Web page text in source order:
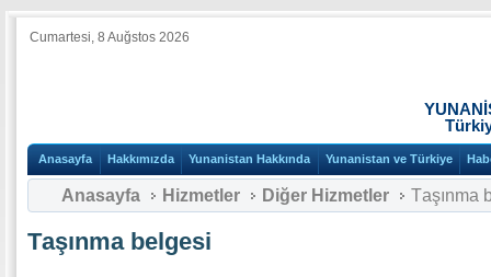
Cumartesi, 8 Auğstos 2026
Anasayfa Hakkımızda Yunanistan Hakkında Yunanistan ve Türkiye
Anasayfa Hizmetler Diğer Hizmetler Τaşınma
Τaşınma belgesi